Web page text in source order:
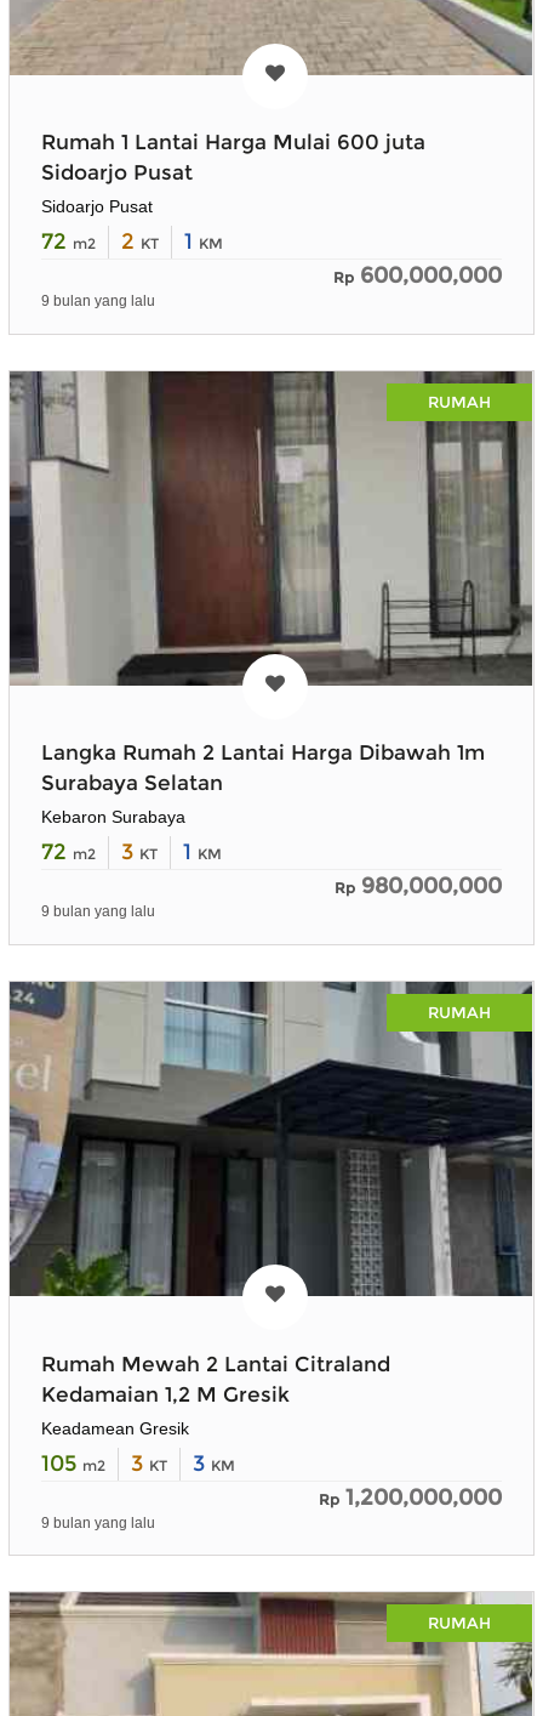
Rumah 1 Lantai Harga Mulai 600 juta
Sidoarjo Pusat
Sidoarjo Pusat
72 m2 2 KT 1 KM
Rp 600,000,000
9 bulan yang lalu
RUMAH
Langka Rumah 2 Lantai Harga Dibawah 1m
Surabaya Selatan
Kebaron Surabaya
72 m2 3 KT 1 KM
Rp 980,000,000
9 bulan yang lalu
RUMAH
Rumah Mewah 2 Lantai Citraland
Kedamaian 1,2 M Gresik
Keadamean Gresik
105 m2 3 KT 3 KM
Rp 1,200,000,000
9 bulan yang lalu
RUMAH